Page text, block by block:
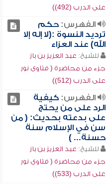
على الدرب (492))
الفهرس:حكم
ترديد النسوة :(لا إله إلا
الله) عند العزاء
للشيخ: عبد العزيز بن باز
جزء من محاضرة ( فتاوى نور
على الدرب (512))
الفهرس:كيفية
الرد على من يحتج
على بدعته بحديث: ( من
سن في الإسلام سنة
حسنة... )
للشيخ: عبد العزيز بن باز
جزء من محاضرة ( فتاوى نور
على الدرب (533))